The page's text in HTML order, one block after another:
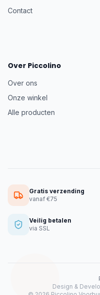
Contact
Over Piccolino
Over ons
Onze winkel
Alle producten
Gratis verzending
vanaf €75
Veilig betalen
via SSL
Design &